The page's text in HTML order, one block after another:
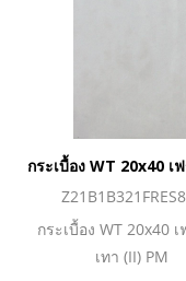
กระเบื้อง WT 20x40 เ
กระเบื้อง WT 20x40
เทา (II) PM